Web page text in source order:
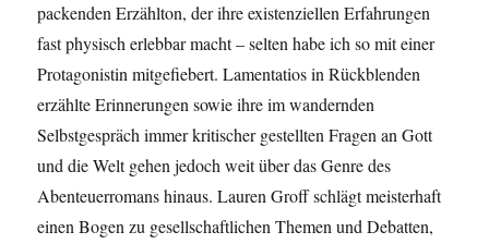
packenden Erzählton, der ihre existenziellen Erfahrungen
fast physisch erlebbar macht – selten habe ich so mit einer
Protagonistin mitgefiebert. Lamentatios in Rückblenden
erzählte Erinnerungen sowie ihre im wandernden
Selbstgespräch immer kritischer gestellten Fragen an Gott
und die Welt gehen jedoch weit über das Genre des
Abenteuerromans hinaus. Lauren Groff schlägt meisterhaft
einen Bogen zu gesellschaftlichen Themen und Debatten,